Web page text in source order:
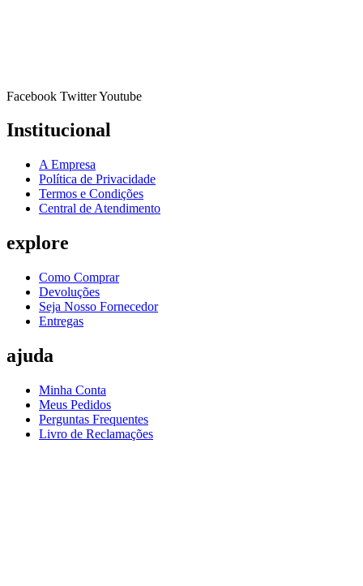
Facebook TwitterYoutube
Institucional
A Empresa
Política de Privacidade
Termos e Condições
Central de Atendimento
explore
Como Comprar
Devoluções
Seja Nosso Fornecedor
Entregas
ajuda
Minha Conta
Meus Pedidos
Perguntas Frequentes
Livro de Reclamações